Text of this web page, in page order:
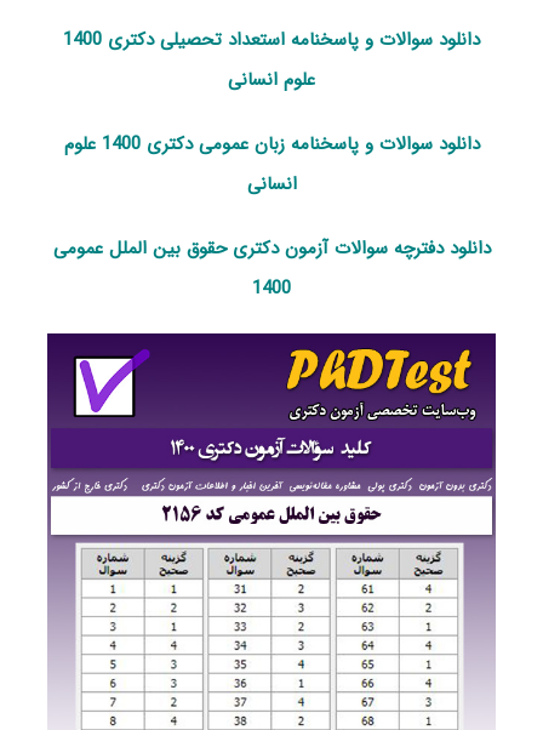
دانلود سوالات و پاسخنامه استعداد تحصیلی دکتری 1400
علوم انسانی
دانلود سوالات و پاسخنامه زبان عمومی دکتری 1400 علوم
انسانی
دانلود دفترچه سوالات آزمون دکتری حقوق بین ‌الملل عمومی
1400